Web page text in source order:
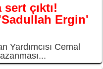
çıktı!
Ergin'
Yardımcısı Cemal